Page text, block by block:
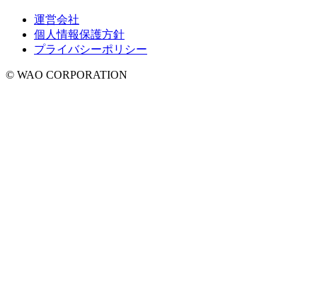
運営会社
個人情報保護方針
プライバシーポリシー
© WAO CORPORATION